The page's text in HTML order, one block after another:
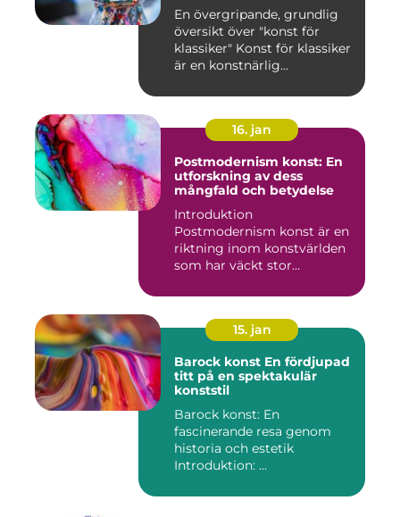
En övergripande, grundlig
översikt över "konst för
klassiker" Konst för klassiker
är en konstnärlig...
16. jan
Postmodernism konst: En
utforskning av dess
mångfald och betydelse
Introduktion
Postmodernism konst är en
riktning inom konstvärlden
som har väckt stor
15. jan
Barock konst En fördjupad
titt på en spektakulär
konststil
Barock konst: En
fascinerande resa genom
historia och estetik
Introduktion: ...